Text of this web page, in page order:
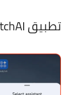
تطبيق SwitchAI